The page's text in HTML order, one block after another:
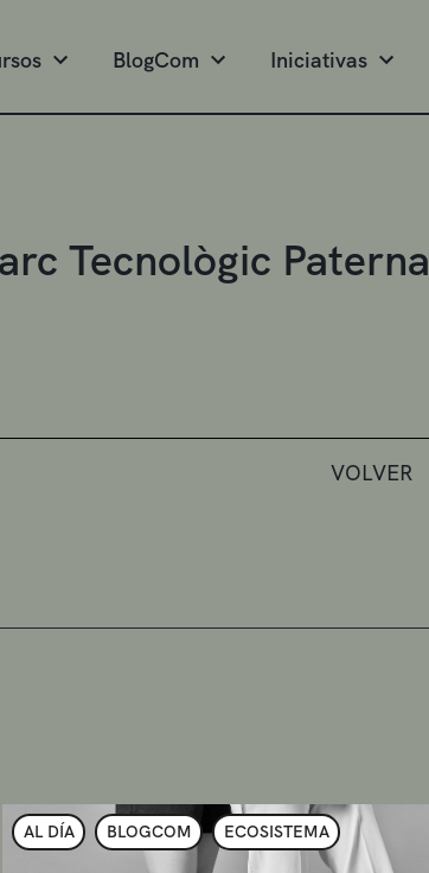
BlogCom Iniciativas
Tecnològic Paterna
VOLVER
AL DÍA BLOGCOM ECOSISTEMA